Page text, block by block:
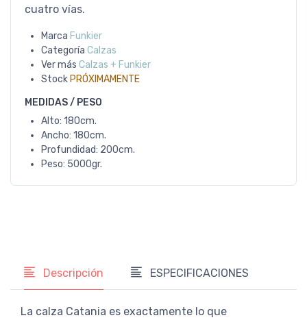
cuatro vías.
Marca Funkier
Categoría Calzas
Ver más Calzas + Funkier
Stock PRÓXIMAMENTE
MEDIDAS / PESO
Alto: 180cm.
Ancho: 180cm.
Profundidad: 200cm.
Peso: 5000gr.
Descripción ESPECIFICACIONES
La calza Catania es exactamente lo que